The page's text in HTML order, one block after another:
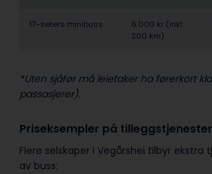
17-seters minibuss
6.000 kr (inkl.
300 km)
*Uten sjåfør må leietaker ha førerkort
passasjerer).
Priseksempler på
Flere selskaper i Vegårshei tilbyr ekstra
av buss: